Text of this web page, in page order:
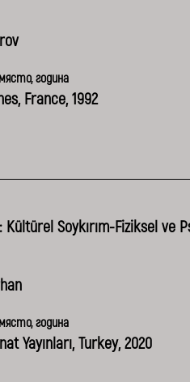
година
France, 1992
Kültürel Soykırım-Fiziksel ve
година
Yayınları, Turkey, 2020